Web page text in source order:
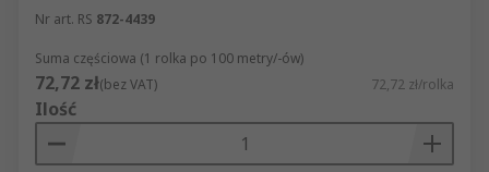
Nr art. RS 872-4439
Suma częściowa (1 rolka po 100 metry/-ów)
72,72 zł(bez VAT) 72,72 zł/rolka
Ilość